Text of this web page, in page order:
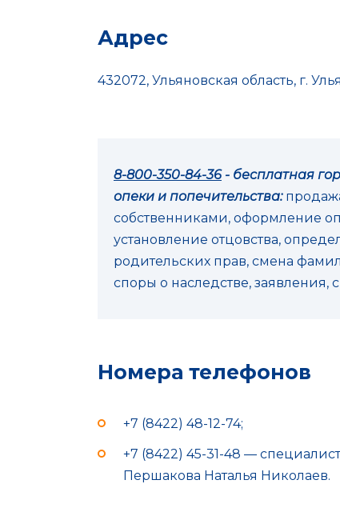
Адрес
432072, Ульяновская область, г.
8-800-350-84-36- бесплатная
опеки и попечительства:
собственниками, оформление
установление отцовства,
родительских прав, смена
споры о наследстве,
Номера телефонов
+7 (8422) 48-12-74;
+7 (8422) 45-31-48 —
Першакова Наталья Николаев.